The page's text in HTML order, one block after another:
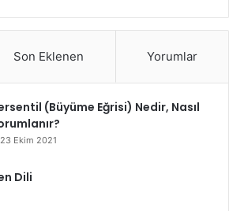
tarzınızı yansıtın ve kendi
Son Eklenen Yorumlar
(Büyüme Eğrisi) Nedir, Nasıl
23 Ekim 2021
Dili